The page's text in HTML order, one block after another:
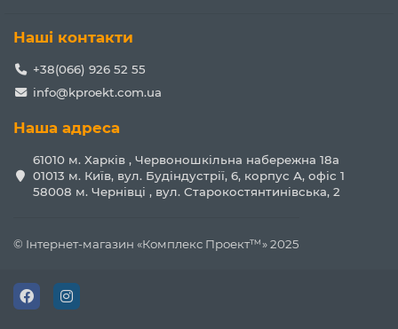
Наші контакти
+38(066) 926 52 55
info@kproekt.com.ua
Наша адреса
61010 м. Харків , Червоношкільна набережна 18а
01013 м. Київ, вул. Будіндустрії, 6, корпус А, офіс 1
58008 м. Чернівці , вул. Старокостянтинівська, 2
© Інтернет-магазин «Комплекс Проект™» 2025